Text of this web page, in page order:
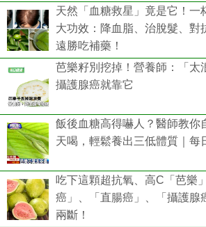
天然「血糖救星」竟是它！一
大功效：降血脂、治脫髮、對
遠勝吃補藥！
芭樂籽別挖掉！營養師：「太
攝護腺癌就靠它
飯後血糖高得嚇人？醫師教你
天喝，輕鬆養出三低體質｜每
吃下這顆超抗氧、高C「芭樂
癌」、「直腸癌」、「攝護腺
兩斷！